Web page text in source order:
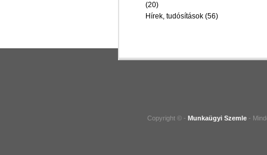
(20)
Hírek, tudósítások (56)
Copyright © - Munkaügyi Szemle -